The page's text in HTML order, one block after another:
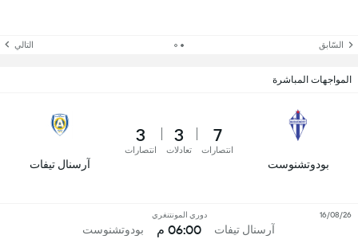
السّابق التالي
المواجهات المباشرة
بودوتشنوست
7
انتصارات
3
تعادلات
3
انتصارات
آرسنال تيفات
آرسنال تيفات
دوري المونتنغري
06:00 م بودوتشنوست
16/08/26